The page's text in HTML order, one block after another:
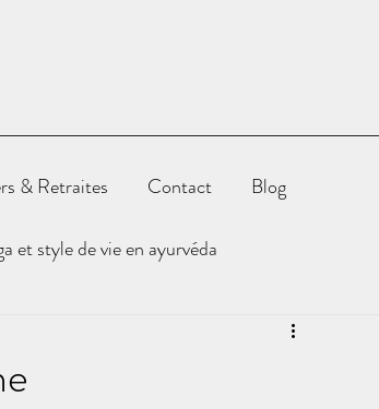
& Retraites Contact Blog
et style de vie en ayurvéda